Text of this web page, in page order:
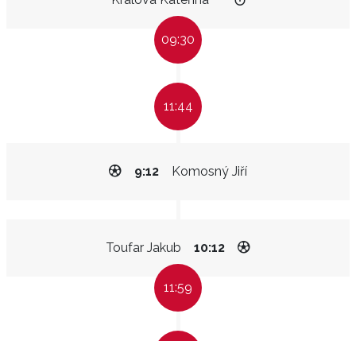
09:30
11:44
Komosný Jiří
9:12
Toufar Jakub 10:12
11:59